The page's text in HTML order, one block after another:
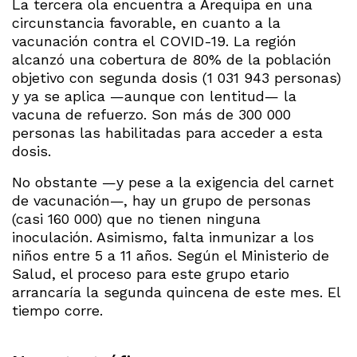
La tercera ola encuentra a Arequipa en una
circunstancia favorable, en cuanto a la
vacunación contra el COVID-19. La región
alcanzó una cobertura de 80% de la población
objetivo con segunda dosis (1 031 943 personas)
y ya se aplica —aunque con lentitud— la
vacuna de refuerzo. Son más de 300 000
personas las habilitadas para acceder a esta
dosis.
No obstante —y pese a la exigencia del carnet
de vacunación—, hay un grupo de personas
(casi 160 000) que no tienen ninguna
inoculación. Asimismo, falta inmunizar a los
niños entre 5 a 11 años. Según el Ministerio de
Salud, el proceso para este grupo etario
arrancaría la segunda quincena de este mes. El
tiempo corre.